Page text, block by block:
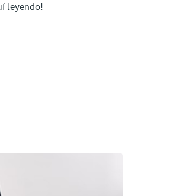
leyendo!